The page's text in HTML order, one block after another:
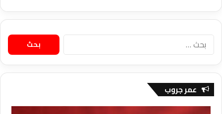
البحث
عن:
عمر جروب